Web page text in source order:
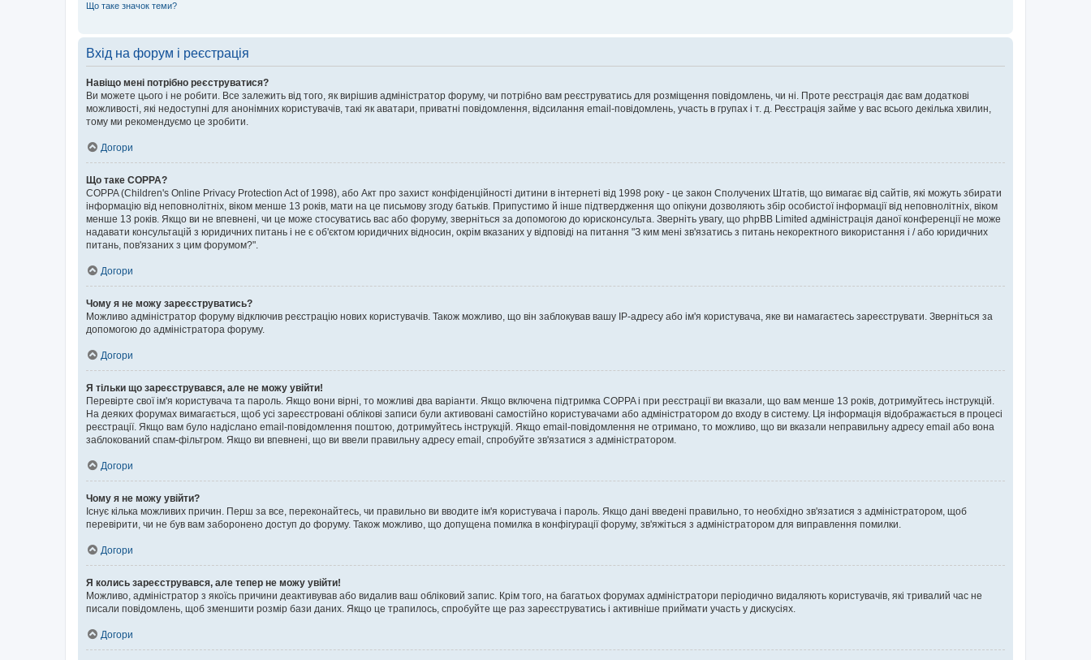
Що таке значок теми?
Вхід на форум і реєстрація
Навіщо мені потрібно реєструватися?
Ви можете цього і не робити. Все залежить від того, як вирішив адміністратор форуму, чи потрібно вам реєструватись для розміщення повідомлень, чи ні. Проте реєстрація дає вам додаткові
можливості, які недоступні для анонімних користувачів, такі як аватари, приватні повідомлення, відсилання email-повідомлень, участь в групах і т. д. Реєстрація займе у вас всього декілька хвилин,
тому ми рекомендуємо це зробити.
Догори
Що таке COPPA?
COPPA (Children's Online Privacy Protection Act of 1998), або Акт про захист конфіденційності дитини в інтернеті від 1998 року - це закон Сполучених Штатів, що вимагає від сайтів, які можуть збирати
інформацію від неповнолітніх, віком менше 13 років, мати на це письмову згоду батьків. Припустимо й інше підтвердження що опікуни дозволяють збір особистої інформації від неповнолітніх, віком
менше 13 років. Якщо ви не впевнені, чи це може стосуватись вас або форуму, зверніться за допомогою до юрисконсульта. Зверніть увагу, що phpBB Limited адміністрація даної конференції не може
надавати консультацій з юридичних питань і не є об'єктом юридичних відносин, окрім вказаних у відповіді на питання "З ким мені зв'язатись з питань некоректного використання і / або юридичних
питань, пов'язаних з цим форумом?".
Догори
Чому я не можу зареєструватись?
Можливо адміністратор форуму відключив реєстрацію нових користувачів. Також можливо, що він заблокував вашу IP-адресу або ім'я користувача, яке ви намагаєтесь зареєструвати. Зверніться за
допомогою до адміністратора форуму.
Догори
Я тільки що зареєструвався, але не можу увійти!
Перевірте свої ім'я користувача та пароль. Якщо вони вірні, то можливі два варіанти. Якщо включена підтримка COPPA і при реєстрації ви вказали, що вам менше 13 років, дотримуйтесь інструкцій.
На деяких форумах вимагається, щоб усі зареєстровані облікові записи були активовані самостійно користувачами або адміністратором до входу в систему. Ця інформація відображається в процесі
реєстрації. Якщо вам було надіслано email-повідомлення поштою, дотримуйтесь інструкцій. Якщо email-повідомлення не отримано, то можливо, що ви вказали неправильну адресу email або вона
заблокований спам-фільтром. Якщо ви впевнені, що ви ввели правильну адресу email, спробуйте зв'язатися з адміністратором.
Догори
Чому я не можу увійти?
Існує кілька можливих причин. Перш за все, переконайтесь, чи правильно ви вводите ім'я користувача і пароль. Якщо дані введені правильно, то необхідно зв'язатися з адміністратором, щоб
перевірити, чи не був вам заборонено доступ до форуму. Також можливо, що допущена помилка в конфігурації форуму, зв'яжіться з адміністратором для виправлення помилки.
Догори
Я колись зареєструвався, але тепер не можу увійти!
Можливо, адміністратор з якоїсь причини деактивував або видалив ваш обліковий запис. Крім того, на багатьох форумах адміністратори періодично видаляють користувачів, які тривалий час не
писали повідомлень, щоб зменшити розмір бази даних. Якщо це трапилось, спробуйте ще раз зареєструватись і активніше приймати участь у дискусіях.
Догори